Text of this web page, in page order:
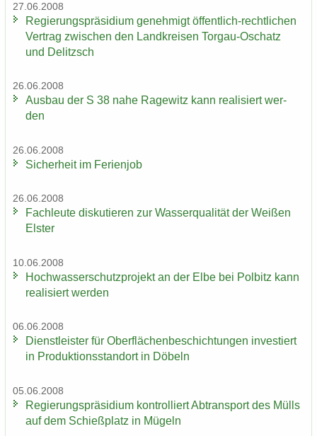
27.06.2008
Re­gie­rungs­prä­si­di­um ge­neh­migt öffentlich-​rechtlichen
Ver­trag zwi­schen den Land­krei­sen Torgau-​Oschatz
und De­litzsch
26.06.2008
Aus­bau der S 38 nahe Ra­ge­witz kann rea­li­siert wer­
den
26.06.2008
Si­cher­heit im Fe­ri­en­job
26.06.2008
Fach­leu­te dis­ku­tie­ren zur Was­ser­qua­li­tät der Wei­ßen
Els­ter
10.06.2008
Hoch­was­ser­schutz­pro­jekt an der Elbe bei Pol­bitz kann
rea­li­siert wer­den
06.06.2008
Dienst­leis­ter für Ober­flä­chen­be­schich­tun­gen in­ves­tiert
in Pro­duk­ti­ons­stand­ort in Dö­beln
05.06.2008
Re­gie­rungs­prä­si­di­um kon­trol­liert Ab­trans­port des Mülls
auf dem Schieß­platz in Mü­geln